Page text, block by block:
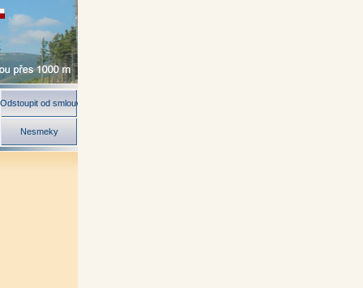
Odstoupit od smlouvy
Nesmeky